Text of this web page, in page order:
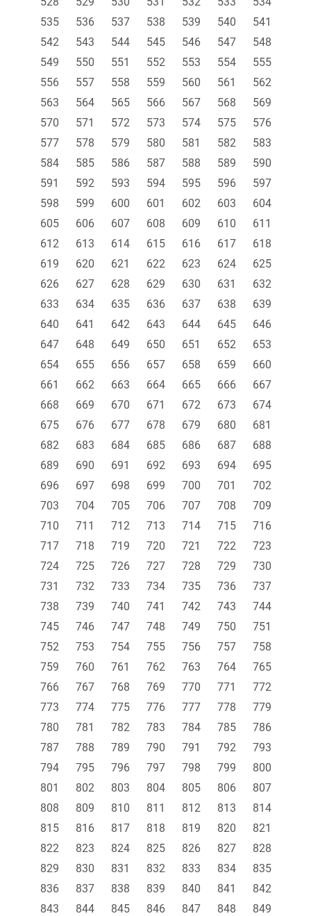
535
536 537 538 539 540
541
542
543 544 545 546 547
548
549
550 551 552 553 554
555
556
557 558 559 560 561
562
563
564 565 566 567 568
569
570
571 572 573 574 575
576
577
578 579 580 581 582
583
584
585 586 587 588 589
590
591
592 593 594 595 596
597
598
599 600 601 602 603
604
605
606 607 608 609 610
611
612
613 614 615 616 617
618
619
620 621 622 623 624
625
626
627 628 629 630 631
632
633
634 635 636 637 638
639
640
641 642 643 644 645
646
647
648 649 650 651 652
653
654
655 656 657 658 659
660
661
662 663 664 665 666
667
668
669 670 671 672 673
674
675
676 677 678 679 680
681
682
683 684 685 686 687
688
689
690 691 692 693 694
695
696
697 698 699 700 701
702
703
704 705 706 707 708
709
710
711 712 713 714 715
716
717
718 719 720 721 722
723
724
725 726 727 728 729
730
731
732 733 734 735 736
737
738
739 740 741 742 743
744
745
746 747 748 749 750
751
752
753 754 755 756 757
758
759
760 761 762 763 764
765
766
767 768 769 770 771
772
773
774 775 776 777 778
779
780
781 782 783 784 785
786
787
788 789 790 791 792
793
794
795 796 797 798 799
800
801
802 803 804 805 806
807
808
809 810 811 812 813
814
815
816 817 818 819 820
821
822
823 824 825 826 827
828
829
830 831 832 833 834
835
836
837 838 839 840 841
842
843
844 845 846 847 848
849